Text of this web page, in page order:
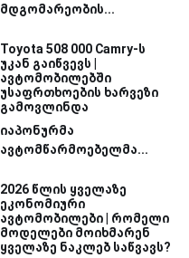
მდგომარეობის...
Toyota 508 000 Camry-ს
უკან გაიწვევს |
ავტომობილებში
უსაფრთხოების ხარვეზი
გამოვლინდა
იაპონურმა
ავტომწარმოებელმა...
2026 წლის ყველაზე
ეკონომიური
ავტომობილები | რომელი
მოდელები მოიხმარენ
ყველაზე ნაკლებ საწვავს?